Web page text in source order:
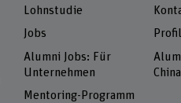
Lohnstudie
Jobs
Alumni Jobs: Für
Unternehmen
Mentoring-Programm
China